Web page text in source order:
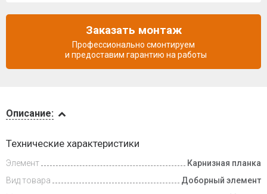
и оплата
Описание:
Технические характеристики
Элемент
Карнизная планка
Вид товара
Доборный элемент
Заказать монтаж
Профессионально смонтируем
и предоставим гарантию на работы